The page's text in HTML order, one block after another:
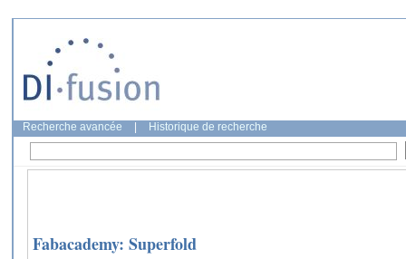
Recherche avancée Historique de recherche
Fabacademy: Superfold